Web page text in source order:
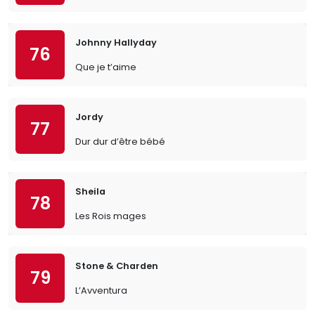
76
Johnny Hallyday
Que je t’aime
77
Jordy
Dur dur d’être bébé
78
Sheila
Les Rois mages
79
Stone & Charden
L’Avventura